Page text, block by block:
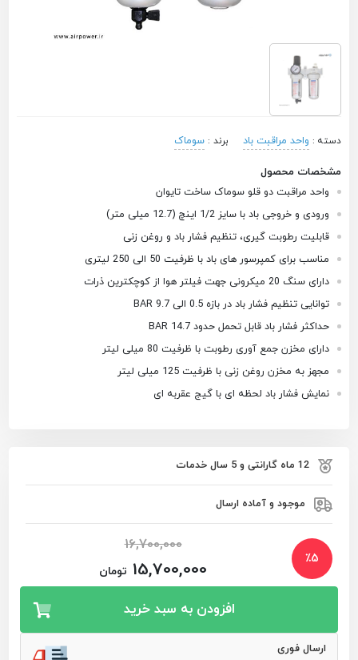
دسته : واحد مراقبت باد برند :سوماک
مشخصات محصول
واحد مراقبت دو قلو سوماک ساخت تایوان
ورودی و خروجی باد با سایز 1/2 اینچ (12.7 میلی متر)
قابلیت رطوبت گیری، تنظیم فشار باد و روغن زنی
مناسب برای کمپرسور های باد با ظرفیت 50 الی 250 لیتری
دارای سنگ 20 میکرونی جهت فیلتر هوا از کوچکترین ذرات
توانایی تنظیم فشار باد در بازه 0.5 الی 9.7 BAR
حداکثر فشار باد قابل تحمل حدود 14.7 BAR
دارای مخزن جمع آوری رطوبت با ظرفیت 80 میلی لیتر
مجهز به مخزن روغن زنی با ظرفیت 125 میلی لیتر
نمایش فشار باد لحظه ای با گیج عقربه ای
12 ماه گارانتی و 5 سال خدمات
موجود و آماده ارسال
٪5
16,700,000
15,700,000 تومان
افزودن به سبد خرید
ارسال فوری